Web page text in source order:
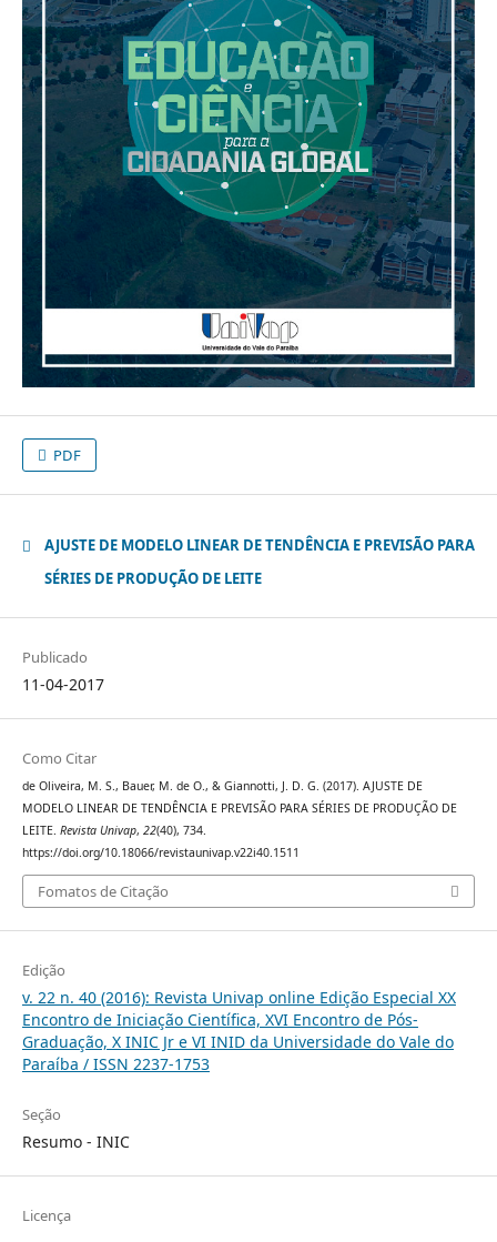
PDF
AJUSTE DE MODELO LINEAR DE TENDÊNCIA E PREVISÃO PARA
SÉRIES DE PRODUÇÃO DE LEITE
Publicado
11-04-2017
Como Citar
de Oliveira, M. S., Bauer, M. de O., & Giannotti, J. D. G. (2017). AJUSTE DE
MODELO LINEAR DE TENDÊNCIA E PREVISÃO PARA SÉRIES DE PRODUÇÃO DE
LEITE. Revista Univap, 22(40), 734.
https://doi.org/10.18066/revistaunivap.v22i40.1511
Fomatos de Citação
Edição
v. 22 n. 40 (2016): Revista Univap online Edição Especial XX
Encontro de Iniciação Científica, XVI Encontro de Pós-
Graduação, X INIC Jr e VI INID da Universidade do Vale do
Paraíba / ISSN 2237-1753
Seção
Resumo - INIC
Licença